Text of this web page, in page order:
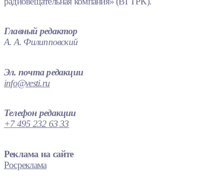
Главный редактор
А. А. Филипповский
Эл. почта редакции
info@vesti.ru
Телефон редакции
+7 495 232 63 33
Реклама на сайте
Росреклама